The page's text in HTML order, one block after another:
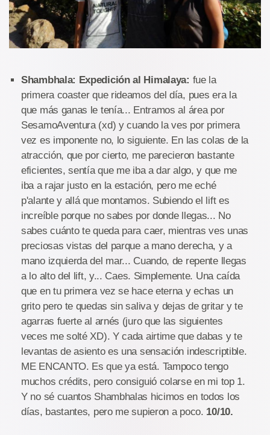
Shambhala: Expedición al Himalaya: fue la
primera coaster que rideamos del día, pues era la
que más ganas le tenía... Entramos al área por
SesamoAventura (xd) y cuando la ves por primera
vez es imponente no, lo siguiente. En las colas de la
atracción, que por cierto, me parecieron bastante
eficientes, sentía que me iba a dar algo, y que me
iba a rajar justo en la estación, pero me eché
p'alante y allá que montamos. Subiendo el lift es
increíble porque no sabes por donde llegas... No
sabes cuánto te queda para caer, mientras ves unas
preciosas vistas del parque a mano derecha, y a
mano izquierda del mar... Cuando, de repente llegas
a lo alto del lift, y... Caes. Simplemente. Una caída
que en tu primera vez se hace eterna y echas un
grito pero te quedas sin saliva y dejas de gritar y te
agarras fuerte al arnés (juro que las siguientes
veces me solté XD). Y cada airtime que dabas y te
levantas de asiento es una sensación indescriptible.
ME ENCANTO. Es que ya está. Tampoco tengo
muchos crédits, pero consiguió colarse en mi top 1.
Y no sé cuantos Shambhalas hicimos en todos los
días, bastantes, pero me supieron a poco. 10/10.